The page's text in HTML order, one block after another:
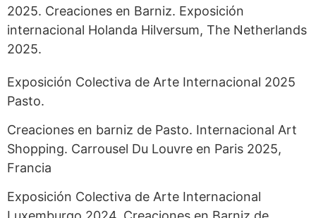
2025. Creaciones en Barniz. Exposición
internacional Holanda Hilversum, The Netherlands
2025.
Exposición Colectiva de Arte Internacional 2025
Pasto.
Creaciones en barniz de Pasto. Internacional Art
Shopping. Carrousel Du Louvre en Paris 2025,
Francia
Exposición Colectiva de Arte Internacional